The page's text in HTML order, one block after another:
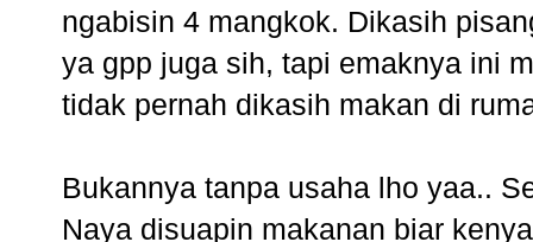
ngabisin 4 mangkok. Dikasih
ya gpp juga sih, tapi emaknya ini
tidak pernah dikasih makan di
Bukannya tanpa usaha lho yaa..
Naya disuapin makanan biar